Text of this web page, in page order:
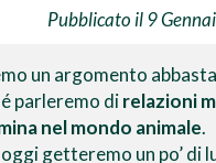
Pubblicato il 9
un argomento
parleremo direlazioni
nel mondo animale.
getteremo un po’ di